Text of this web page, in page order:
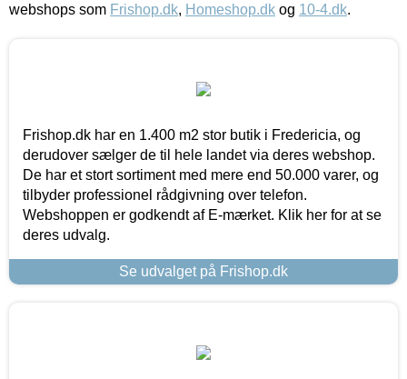
webshops som Frishop.dk, Homeshop.dk og 10-4.dk.
Frishop.dk har en 1.400 m2 stor butik i Fredericia, og
derudover sælger de til hele landet via deres webshop.
De har et stort sortiment med mere end 50.000 varer, og
tilbyder professionel rådgivning over telefon.
Webshoppen er godkendt af E-mærket. Klik her for at se
deres udvalg.
Se udvalget på Frishop.dk